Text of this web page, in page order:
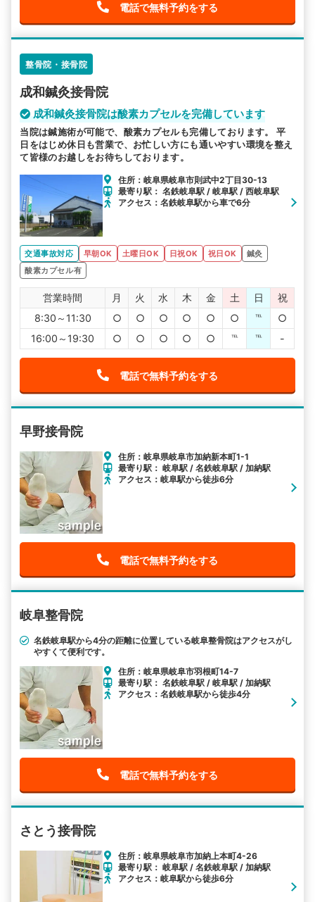
電話で無料予約をする
整骨院・接骨院
成和鍼灸接骨院
成和鍼灸接骨院は酸素カプセルを完備しています
当院は鍼施術が可能で、酸素カプセルも完備しております。 平
日をはじめ休日も営業で、お忙しい方にも通いやすい環境を整え
て皆様のお越しをお待ちしております。
住所：岐阜県岐阜市則武中2丁目30-13
最寄り駅： 名鉄岐阜駅 / 岐阜駅 / 西岐阜駅
アクセス：名鉄岐阜駅から車で6分
交通事故対応 早朝OK 土曜日OK 日祝OK 祝日OK
鍼灸
酸素カプセル有
営業時間 月 火 水 木 金 土 日
祝
8:30～11:30
○ ○ ○ ○ ○ ○ ℡
○
16:00～19:30
○ ○ ○ ○ ○ ℡ ℡ -
電話で無料予約をする
早野接骨院
住所：岐阜県岐阜市加納新本町1-1
最寄り駅： 岐阜駅 / 名鉄岐阜駅 / 加納駅
アクセス：岐阜駅から徒歩6分
電話で無料予約をする
岐阜整骨院
名鉄岐阜駅から4分の距離に位置している岐阜整骨院はアクセスがし
やすくて便利です。
住所：岐阜県岐阜市羽根町14-7
最寄り駅： 名鉄岐阜駅 / 岐阜駅 / 加納駅
アクセス：名鉄岐阜駅から徒歩4分
電話で無料予約をする
さとう接骨院
住所：岐阜県岐阜市加納上本町4-26
最寄り駅： 岐阜駅 / 名鉄岐阜駅 / 加納駅
アクセス：岐阜駅から徒歩6分